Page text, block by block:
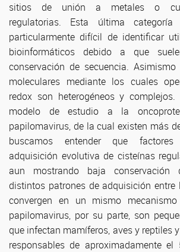
sitios de unión a metales o
regulatorias. Esta última
particularmente difícil de identificar
bioinformáticos debido a que
conservación de secuencia.
moleculares mediante los cuales
redox son heterogéneos y
modelo de estudio a la
papilomavirus, de la cual existen más
buscamos entender que
adquisición evolutiva de cisteínas
aun mostrando baja conservación
distintos patrones de adquisición entre
convergen en un mismo
papilomavirus, por su parte, son
que infectan mamíferos, aves y reptiles
responsables de aproximadamente